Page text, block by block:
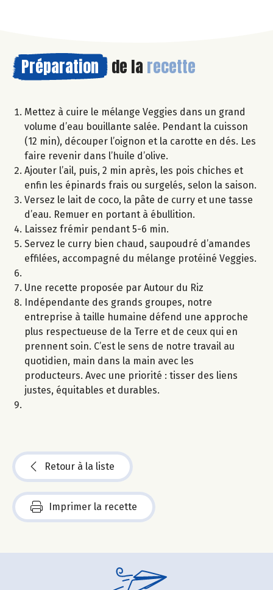
Préparation de la recette
Mettez à cuire le mélange Veggies dans un grand
volume d’eau bouillante salée. Pendant la cuisson
(12 min), découper l’oignon et la carotte en dés. Les
faire revenir dans l’huile d’olive.
Ajouter l’ail, puis, 2 min après, les pois chiches et
enfin les épinards frais ou surgelés, selon la saison.
Versez le lait de coco, la pâte de curry et une tasse
d’eau. Remuer en portant à ébullition.
Laissez frémir pendant 5-6 min.
Servez le curry bien chaud, saupoudré d’amandes
effilées, accompagné du mélange protéiné Veggies.
Une recette proposée par Autour du Riz
Indépendante des grands groupes, notre
entreprise à taille humaine défend une approche
plus respectueuse de la Terre et de ceux qui en
prennent soin. C’est le sens de notre travail au
quotidien, main dans la main avec les
producteurs. Avec une priorité : tisser des liens
justes, équitables et durables.
Retour à la liste
Imprimer la recette